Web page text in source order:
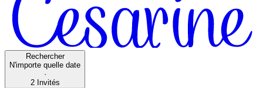
Rechercher
N'importe quelle date
·
2 Invités